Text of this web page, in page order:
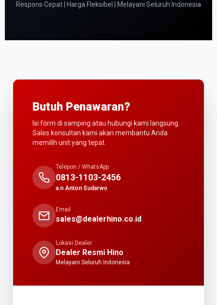
Respons Cepat | Harga Fleksibel | Melayani Seluruh Indonesia
Butuh Penawaran?
Isi form di samping atau hubungi kami langsung.
Sales konsultan kami akan membantu Anda
memilih unit yang tepat.
Telepon / WhatsApp
0813-1103-2456
a.n Anton Sudarwo
Email
sales@dealerhino.co.id
Lokasi Dealer
Dealer Resmi Hino
Melayani Seluruh Indonesia